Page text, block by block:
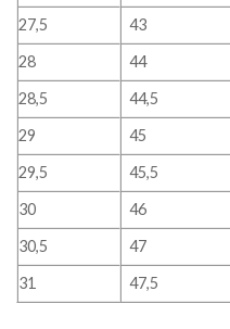
27,5
43
28
44
28,5
44,5
29
45
29,5
45,5
30
46
30,5
47
31
47,5